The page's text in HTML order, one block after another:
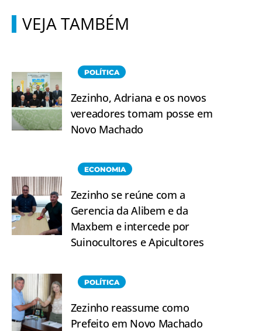
VEJA TAMBÉM
POLÍTICA
Zezinho, Adriana e os novos
vereadores tomam posse em
Novo Machado
ECONOMIA
Zezinho se reúne com a
Gerencia da Alibem e da
Maxbem e intercede por
Suinocultores e Apicultores
POLÍTICA
Zezinho reassume como
Prefeito em Novo Machado